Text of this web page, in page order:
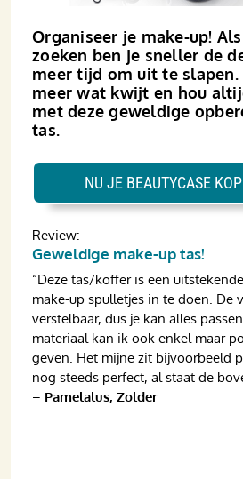
Organiseer je make-up!
zoeken ben je sneller de
meer tijd om uit te slapen.
meer wat kwijt en hou
met deze geweldige
tas.
Review:
Geweldige make-up tas!
“Deze tas/koffer is een
make-up spulletjes in te doen. De
verstelbaar, dus je kan alles
materiaal kan ik ook enkel maar
geven. Het mijne zit bijvoorbeeld
nog steeds perfect, al staat de
– Pamelalus, Zolder
NU JE BEAUTYCASE